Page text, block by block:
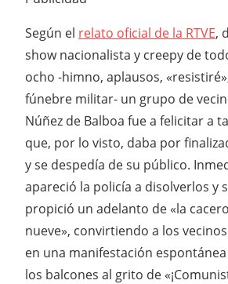
Según el relato oficial de la RTVE,
show nacionalista y creepy de
ocho -himno, aplausos,
fúnebre militar- un grupo de
Núñez de Balboa fue a felicitar a
que, por lo visto, daba por
y se despedía de su público.
apareció la policía a disolverlos y
propició un adelanto de «la
nueve», convirtiendo a los
en una manifestación
los balcones al grito de